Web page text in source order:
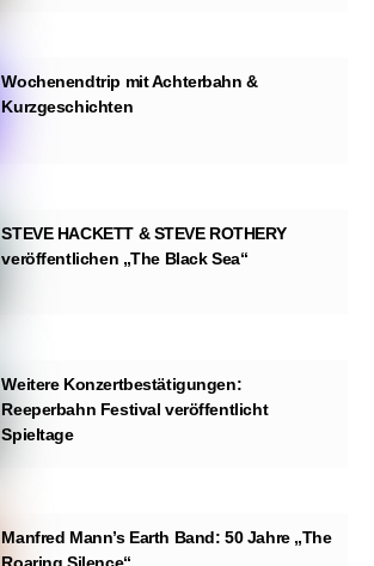
Wochenendtrip mit Achterbahn &
Kurzgeschichten
STEVE HACKETT & STEVE ROTHERY
veröffentlichen „The Black Sea“
Weitere Konzertbestätigungen:
Reeperbahn Festival veröffentlicht
Spieltage
Manfred Mann’s Earth Band: 50 Jahre „The